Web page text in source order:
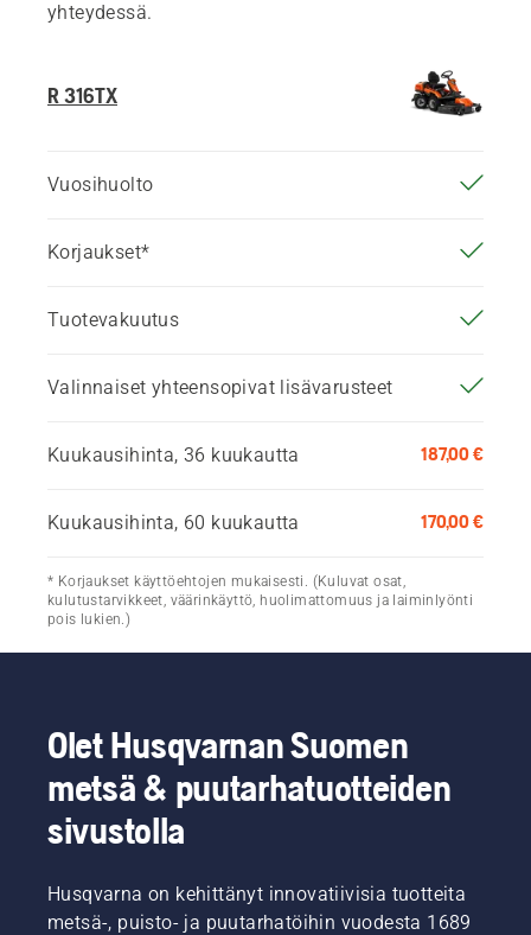
yhteydessä.
R 316TX
Vuosihuolto
Korjaukset*
Tuotevakuutus
Valinnaiset yhteensopivat lisävarusteet
Kuukausihinta, 36 kuukautta 187,00 €
Kuukausihinta, 60 kuukautta 170,00 €
* Korjaukset käyttöehtojen mukaisesti. (Kuluvat osat,
kulutustarvikkeet, väärinkäyttö, huolimattomuus ja laiminlyönti
pois lukien.)
Olet Husqvarnan Suomen
metsä & puutarhatuotteiden
sivustolla
Husqvarna on kehittänyt innovatiivisia tuotteita
metsä-, puisto- ja puutarhatöihin vuodesta 1689